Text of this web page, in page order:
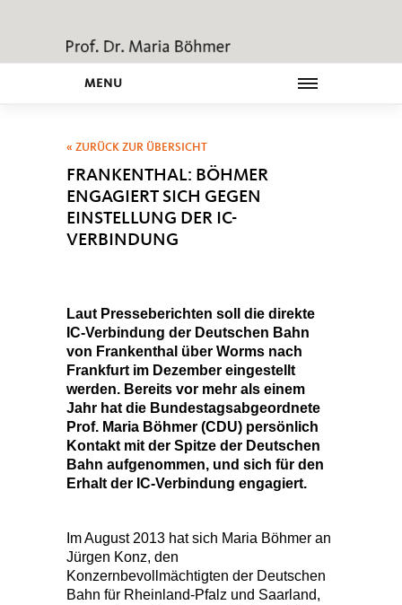
MENU
« ZURÜCK ZUR ÜBERSICHT
FRANKENTHAL: BÖHMER
ENGAGIERT SICH GEGEN
EINSTELLUNG DER IC-
VERBINDUNG
Laut Presseberichten soll die direkte
IC-Verbindung der Deutschen Bahn
von Frankenthal über Worms nach
Frankfurt im Dezember eingestellt
werden. Bereits vor mehr als einem
Jahr hat die Bundestagsabgeordnete
Prof. Maria Böhmer (CDU) persönlich
Kontakt mit der Spitze der Deutschen
Bahn aufgenommen, und sich für den
Erhalt der IC-Verbindung engagiert.
Im August 2013 hat sich Maria Böhmer an
Jürgen Konz, den
Konzernbevollmächtigten der Deutschen
Bahn für Rheinland-Pfalz und Saarland,